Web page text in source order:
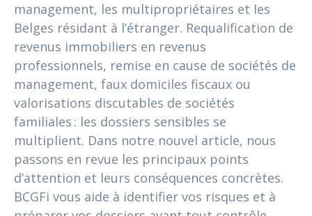
management, les multipropriétaires et les
Belges résidant à l’étranger. Requalification de
revenus immobiliers en revenus
professionnels, remise en cause de sociétés de
management, faux domiciles fiscaux ou
valorisations discutables de sociétés
familiales : les dossiers sensibles se
multiplient. Dans notre nouvel article, nous
passons en revue les principaux points
d’attention et leurs conséquences concrètes.
BCGFi vous aide à identifier vos risques et à